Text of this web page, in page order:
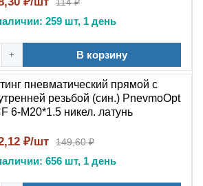
ручные перестыковки и
стационарного подключения
аппаратуре.
на пневматические фитинги?
действуют на
изделия заявленным техническим
отсутствие производственных
уточняйте у менеджера при
для вакуумных систем?
259 шт, 1 день
+ В корзину
пневматический прямой с
резьбой (син.) PnevmoOpt
6-M20*1.5 никел. латунь
₽/шт 149,60 ₽
656 шт, 1 день